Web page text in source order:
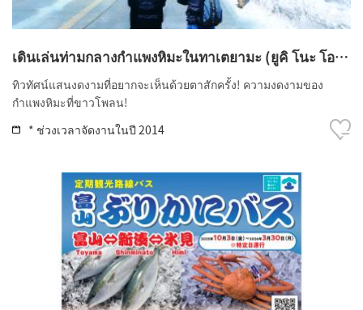
เดินเล่นท่ามกลางกำแพงหิมะในทาเตยามะ (ยูคิ โนะ โอ
ตานิ วอร์ค)
ทิวทัศน์แสนงดงามที่อยากจะเห็นด้วยตาสักครั้ง! ความงดงามของ
กำแพงหิมะที่ขาวโพลน!
* ช่วงเวลาจัดงานในปี 2014